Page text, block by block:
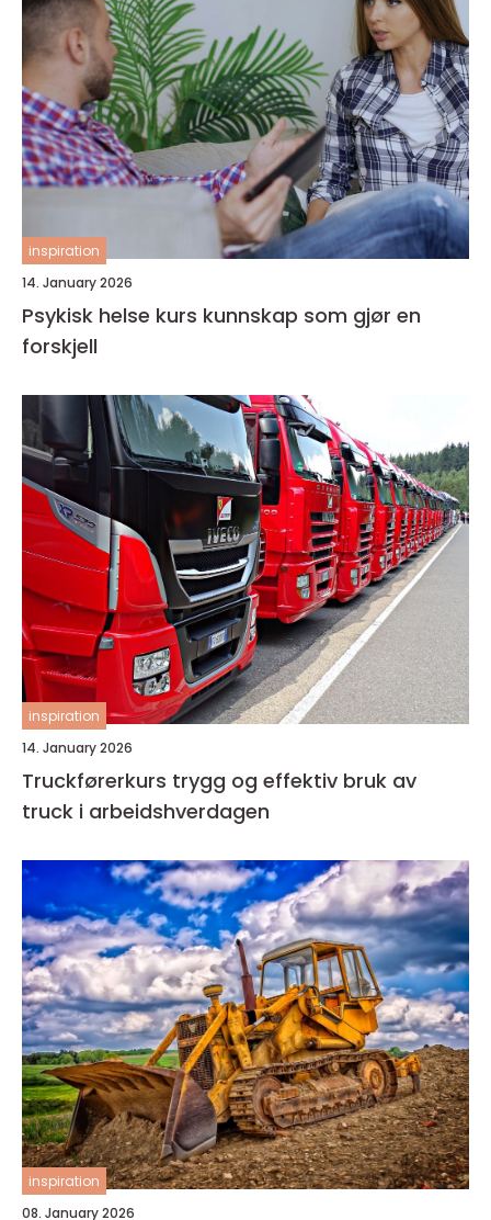
inspiration
14. January 2026
Psykisk helse kurs kunnskap som gjør en
forskjell
inspiration
14. January 2026
Truckførerkurs trygg og effektiv bruk av
truck i arbeidshverdagen
inspiration
08. January 2026